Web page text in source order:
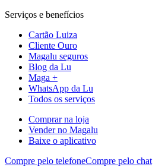
Serviços e benefícios
Cartão Luiza
Cliente Ouro
Magalu seguros
Blog da Lu
Maga +
WhatsApp da Lu
Todos os serviços
Comprar na loja
Vender no Magalu
Baixe o aplicativo
Compre pelo telefoneCompre pelo chat